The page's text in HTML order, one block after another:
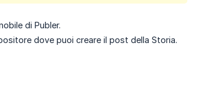
di Publer.
dove puoi creare il post della Storia.